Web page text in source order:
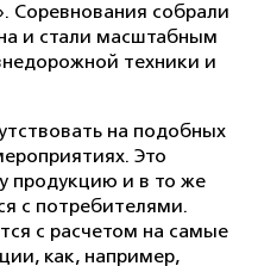
Соревнования собрали
и стали масштабным
техники и
на подобных
Это
продукцию и в то же
с потребителями.
с расчетом на самые
как, например,